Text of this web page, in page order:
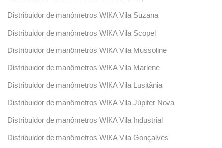
Distribuidor de manômetros WIKA Vila Suzana
Distribuidor de manômetros WIKA Vila Scopel
Distribuidor de manômetros WIKA Vila Mussoline
Distribuidor de manômetros WIKA Vila Marlene
Distribuidor de manômetros WIKA Vila Lusitânia
Distribuidor de manômetros WIKA Vila Júpiter Nova
Distribuidor de manômetros WIKA Vila Industrial
Distribuidor de manômetros WIKA Vila Gonçalves